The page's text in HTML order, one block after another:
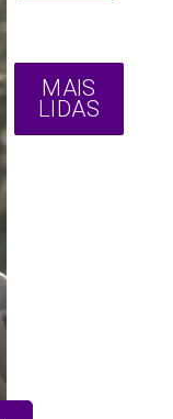
MAIS
LIDAS